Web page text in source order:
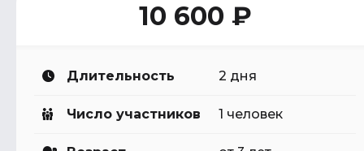
10 600 ₽
Длительность 2 дня
Число участников 1 человек